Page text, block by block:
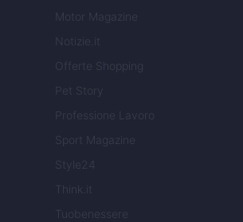
Motor Magazine
Notizie.it
Offerte Shopping
Pet Story
Professione Lavoro
Sport Magazine
Style24
Think.it
Tuobenessere